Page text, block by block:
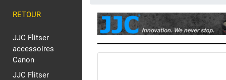
RETOUR
JJC Flitser
accessoires
Canon
JJC Flitser